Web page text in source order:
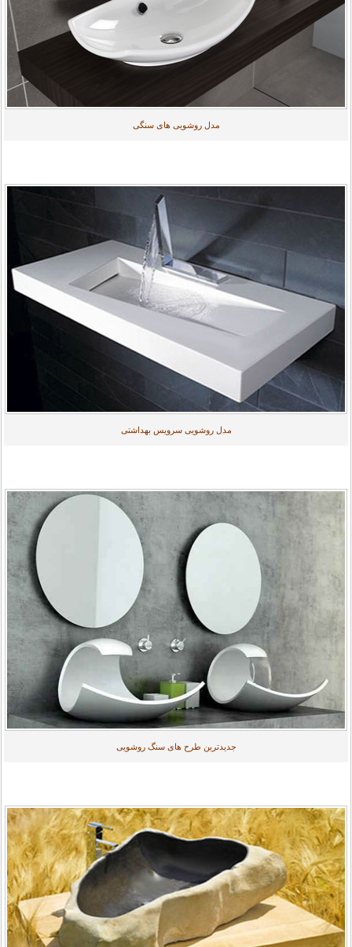
مدل روشویی های سنگی
مدل روشویی سرویس بهداشتی
جدیدترین طرح های سنگ روشویی